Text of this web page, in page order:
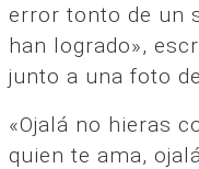
error tonto de un
han logrado»,
junto a una foto
«Ojalá no hieras
quien te ama,